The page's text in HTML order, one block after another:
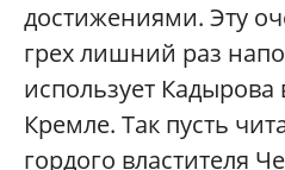
достижениями. Эту
грех лишний раз
использует Кадырова
Кремле. Так пусть
гордого властителя